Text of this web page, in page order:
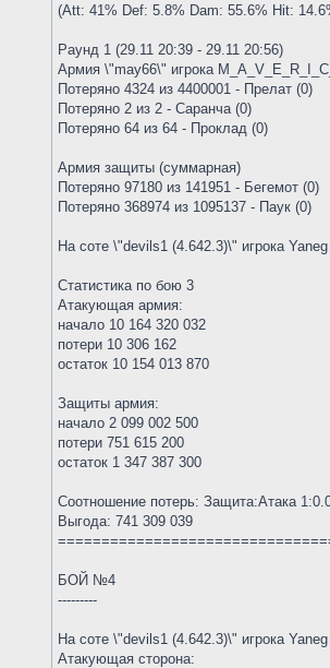
(Att: 41% Def: 5.8% Dam: 55.6% Hit:
Раунд 1 (29.11 20:39 - 29.11 20:56)
Армия \"may66\" игрока
Потеряно 4324 из 4400001 - Прелат (0)
Потеряно 2 из 2 - Саранча (0)
Потеряно 64 из 64 - Проклад (0)
Армия защиты (суммарная)
Потеряно 97180 из 141951 - Бегемот (0)
Потеряно 368974 из 1095137 - Паук (0)
На соте \"devils1 (4.642.3)\" игрока
Статистика по бою 3
Атакующая армия:
начало 10 164 320 032
потери 10 306 162
остаток 10 154 013 870
Защиты армия:
начало 2 099 002 500
потери 751 615 200
остаток 1 347 387 300
Соотношение потерь: Защита:Атака
Выгода: 741 309 039
БОЙ №4
---------
На соте \"devils1 (4.642.3)\" игрока
Атакующая сторона: